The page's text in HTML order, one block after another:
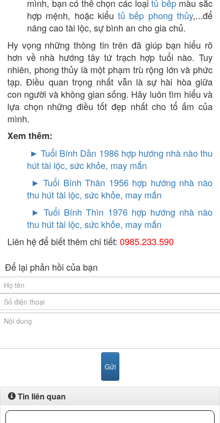
mình, bạn có thể chọn các loạitủ bếpmàu sắc
hợp mệnh, hoặc kiểutủ bếp phong thủy,...để
nâng cao tài lộc, sự bình an cho gia chủ.
Hy vọng những thông tin trên đã giúp bạn hiểu rõ
hơn về nhà hướng tây tứ trạch hợp tuổi nào. Tuy
nhiên, phong thủy là một phạm trù rộng lớn và phức
tạp. Điều quan trọng nhất vẫn là sự hài hòa giữa
con người và không gian sống. Hãy luôn tìm hiểu và
lựa chọn những điều tốt đẹp nhất cho tổ ấm của
mình.
Xem thêm:
► Tuổi Bính Dần 1986 hợp hướng nhà nào thu
hút tài lộc, sức khỏe, may mắn
► Tuổi Bính Thân 1956 hợp hướng nhà nào
thu hút tài lộc, sức khỏe, may mắn
► Tuổi Bính Thìn 1976 hợp hướng nhà nào
thu hút tài lộc, sức khỏe, may mắn
Liên hệ để biết thêm chi tiết: 0985.233.590
Để lại phản hồi của bạn
Tin liên quan